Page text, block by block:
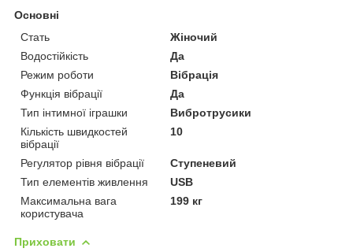
Основні
Стать
Жіночий
Водостійкість
Да
Режим роботи
Вібрація
Функція вібрації
Да
Тип інтимної іграшки
Вибротрусики
Кількість швидкостей
вібрації
10
Регулятор рівня вібрації
Ступеневий
Тип елементів живлення
USB
Максимальна вага
користувача
199 кг
Приховати